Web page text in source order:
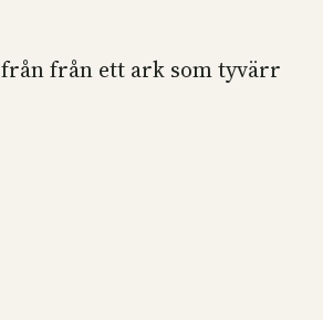
från ett ark som tyvärr